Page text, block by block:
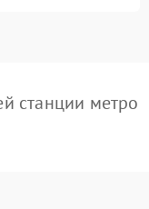
станции метро